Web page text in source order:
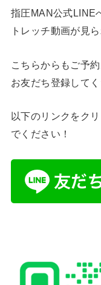
指圧MAN公式LINE
トレッチ動画が見ら
こちらからもご予
お友だち登録してく
以下のリンクをク
でください！